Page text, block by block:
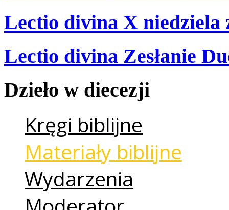
Lectio divina X niedziela
Lectio divina Zesłanie
Dzieło w diecezji
Kręgi biblijne
Materiały biblijne
Wydarzenia